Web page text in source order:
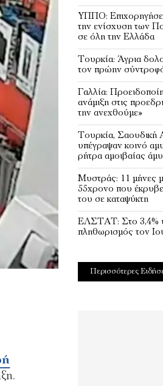
ΥΠΠΟ:
την ενίσχυση των
σε όλη την Ελλάδα
Τουρκία: Άγρια
τον πρώην
Γαλλία:
ανάμιξη στις
την ανεχθούμε»
Τουρκία, Σαουδική
υπέγραψαν κοινό
ρήτρα αμοιβαίας
Μυστράς: 11 μήνες
55χρονο που
του σε καταψύκτη
EΛΣΤΑΤ: Στο 3,4%
πληθωρισμός τον
Περισσότερες